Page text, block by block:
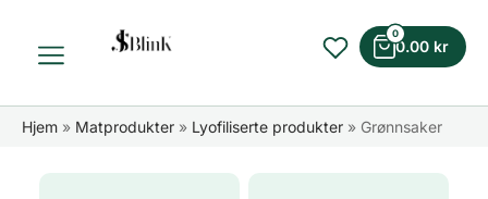
0.00 kr
0
Hjem » Matprodukter » Lyofiliserte produkter » Grønnsaker